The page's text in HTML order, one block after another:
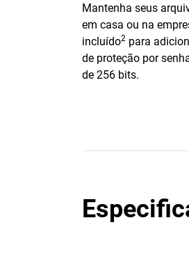
Mantenha seus
em casa ou na
incluído2 para
de proteção por
de 256 bits.